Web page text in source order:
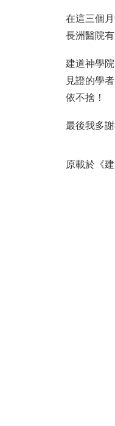
在這三個
長洲醫院
建道神學
見證的學
依不捨！
最後我多
原載於《